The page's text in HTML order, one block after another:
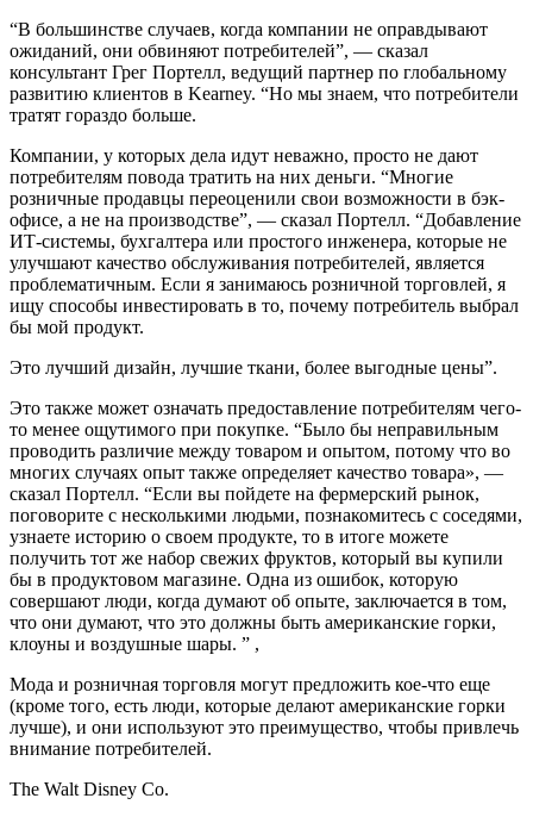
“В большинстве случаев, когда компании не оправдывают
ожиданий, они обвиняют потребителей”, — сказал
консультант Грег Портелл, ведущий партнер по глобальному
развитию клиентов в Kearney. “Но мы знаем, что потребители
тратят гораздо больше.
Компании, у которых дела идут неважно, просто не дают
потребителям повода тратить на них деньги. “Многие
розничные продавцы переоценили свои возможности в бэк-
офисе, а не на производстве”, — сказал Портелл. “Добавление
ИТ-системы, бухгалтера или простого инженера, которые не
улучшают качество обслуживания потребителей, является
проблематичным. Если я занимаюсь розничной торговлей, я
ищу способы инвестировать в то, почему потребитель выбрал
бы мой продукт.
Это лучший дизайн, лучшие ткани, более выгодные цены”.
Это также может означать предоставление потребителям чего-
то менее ощутимого при покупке. “Было бы неправильным
проводить различие между товаром и опытом, потому что во
многих случаях опыт также определяет качество товара», —
сказал Портелл. “Если вы пойдете на фермерский рынок,
поговорите с несколькими людьми, познакомитесь с соседями,
узнаете историю о своем продукте, то в итоге можете
получить тот же набор свежих фруктов, который вы купили
бы в продуктовом магазине. Одна из ошибок, которую
совершают люди, когда думают об опыте, заключается в том,
что они думают, что это должны быть американские горки,
клоуны и воздушные шары. ” ,
Мода и розничная торговля могут предложить кое-что еще
(кроме того, есть люди, которые делают американские горки
лучше), и они используют это преимущество, чтобы привлечь
внимание потребителей.
The Walt Disney Co.